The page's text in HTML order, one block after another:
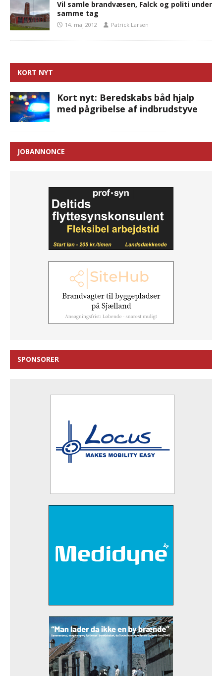
Vil samle brandvæsen, Falck og politi under
samme tag
14. maj 2012 Patrick Larsen
KORT NYT
Kort nyt: Beredskabs båd hjalp
med pågribelse af indbrudstyve
JOBANNONCE
SPONSORER